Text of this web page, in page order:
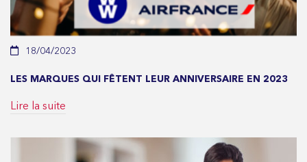
18/04/2023
LES MARQUES QUI FÊTENT LEUR ANNIVERSAIRE EN 2023
Lire la suite